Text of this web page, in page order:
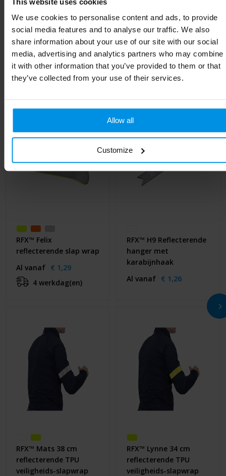
We use cookies to personalise content and ads, to provide
social media features and to analyse our traffic. We also
share information about your use of our site with our social
media, advertising and analytics partners who may combine
it with other information that you’ve provided to them or that
they’ve collected from your use of their services.
Allow all
Customize
Lengte 34 cm
Gerelateerde producten
RFX™ Felix
reflecterende slap wrap
Al vanaf € 1,29
4 werkdag(en)
RFX™ H9 Reflecterende
hanger met
karabijnhaak
Al vanaf € 1,26
RFX™ Mats 38 cm
reflecterende TPU
veiligheids-slapwrap
RFX™ Lynne 34 cm
reflecterende TPU
veiligheids-slapwrap